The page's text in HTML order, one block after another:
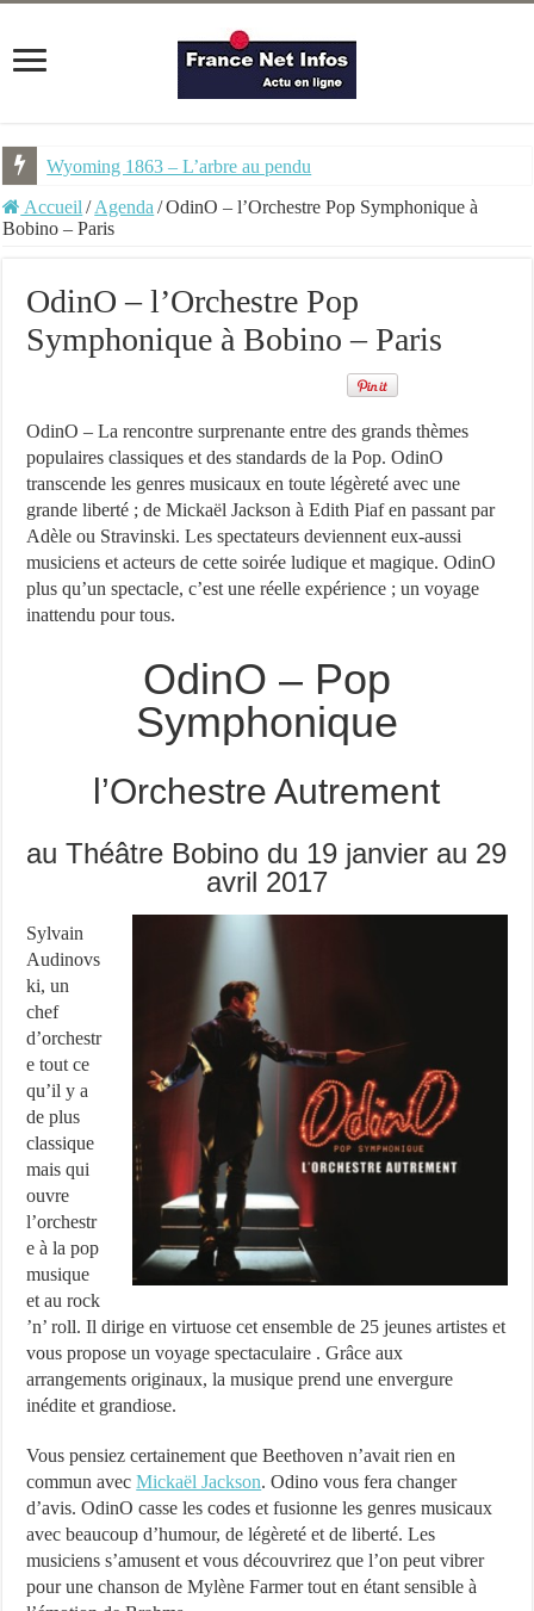
Wyoming 1863 – L’arbre au pendu
NEMU #7 – Spécial Steampunk – Revue trimestrielle
Accueil / Agenda /OdinO – l’Orchestre Pop Symphonique à
Bobino – Paris
OdinO – l’Orchestre Pop
Symphonique à Bobino – Paris
OdinO – La rencontre surprenante entre des grands thèmes
populaires classiques et des standards de la Pop. OdinO
transcende les genres musicaux en toute légèreté avec une
grande liberté ; de Mickaël Jackson à Edith Piaf en passant par
Adèle ou Stravinski. Les spectateurs deviennent eux-aussi
musiciens et acteurs de cette soirée ludique et magique. OdinO
plus qu’un spectacle, c’est une réelle expérience ; un voyage
inattendu pour tous.
OdinO – Pop
Symphonique
l’Orchestre Autrement
au Théâtre Bobino du 19 janvier au 29
avril 2017
Sylvain
Audinovs
ki, un
chef
d’orchestr
e tout ce
qu’il y a
de plus
classique
mais qui
ouvre
l’orchestr
e à la pop
musique
et au rock
’n’ roll. Il dirige en virtuose cet ensemble de 25 jeunes artistes et
vous propose un voyage spectaculaire . Grâce aux
arrangements originaux, la musique prend une envergure
inédite et grandiose.
Vous pensiez certainement que Beethoven n’avait rien en
commun avecMickaël Jackson. Odino vous fera changer
d’avis. OdinO casse les codes et fusionne les genres musicaux
avec beaucoup d’humour, de légèreté et de liberté. Les
musiciens s’amusent et vous découvrirez que l’on peut vibrer
pour une chanson de Mylène Farmer tout en étant sensible à